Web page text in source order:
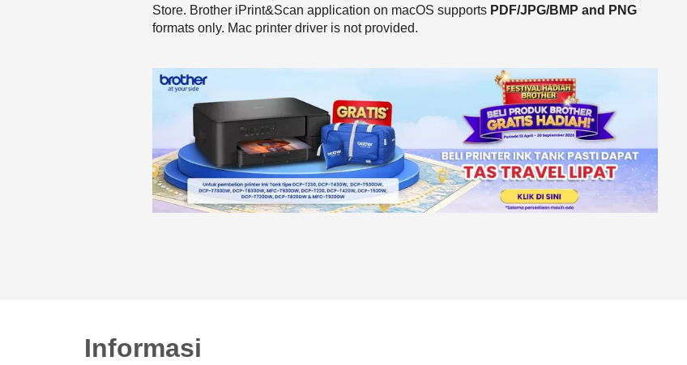
Store. Brother iPrint&Scan application on macOS supports PDF/JPG/BMP and PNG
formats only. Mac printer driver is not provided.
Informasi